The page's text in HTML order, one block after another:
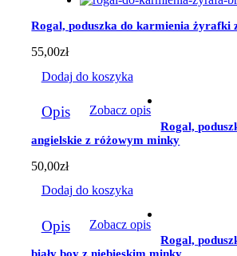
Rogal, poduszka do karmienia żyrafki
55,00zł
Dodaj do koszyka
Opis Zobacz opis
Rogal,
angielskie z różowym minky
50,00zł
Dodaj do koszyka
Opis Zobacz opis
Rogal,